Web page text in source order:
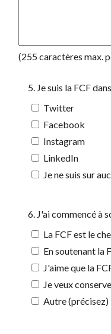
(255 caractères max.
5. Je suis la FCF
Twitter
Facebook
Instagram
LinkedIn
Je ne suis sur
6. J'ai commencé à
La FCF est le
En soutenant la
J'aime que la
Je veux
Autre (précisez)